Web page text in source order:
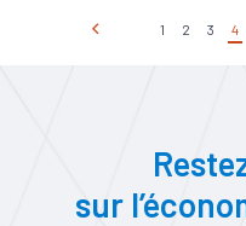
1 2 3 4
sur